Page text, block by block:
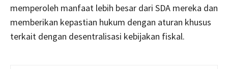
memperoleh manfaat lebih besar dari SDA mereka dan
memberikan kepastian hukum dengan aturan khusus
terkait dengan desentralisasi kebijakan fiskal.